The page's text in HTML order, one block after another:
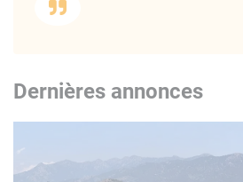
Dernières annonces